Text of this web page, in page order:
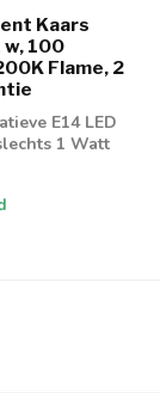
Kaars
w, 100
Flame, 2
E14 LED
1 Watt